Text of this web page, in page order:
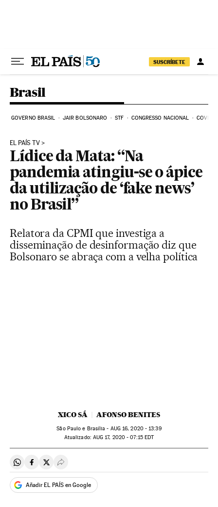
SUSCRÍBETE
Brasil
GOVERNO BRASIL JAIR BOLSONARO STF CONGRESSO NACIONAL COVID-
EL PAÍS TV
Lídice da Mata: “Na
pandemia atingiu-se o ápice
da utilização de ‘fake news’
no Brasil”
Relatora da CPMI que investiga a
disseminação de desinformação diz que
Bolsonaro se abraça com a velha política
XICO SÁ AFONSO BENITES
São Paulo e Brasília - AUG16, 2020 - 13:39
atualizado: AUG 17, 2020 - 07:15EDT
Compartir en Whatsapp
Compartir en Facebook
Compartir en Twitter
Desplegar Redes Sociales
Añadir EL PAÍS en Google